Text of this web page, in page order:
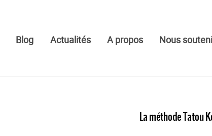
Blog Actualités A propos Nous
La méthode Tatou